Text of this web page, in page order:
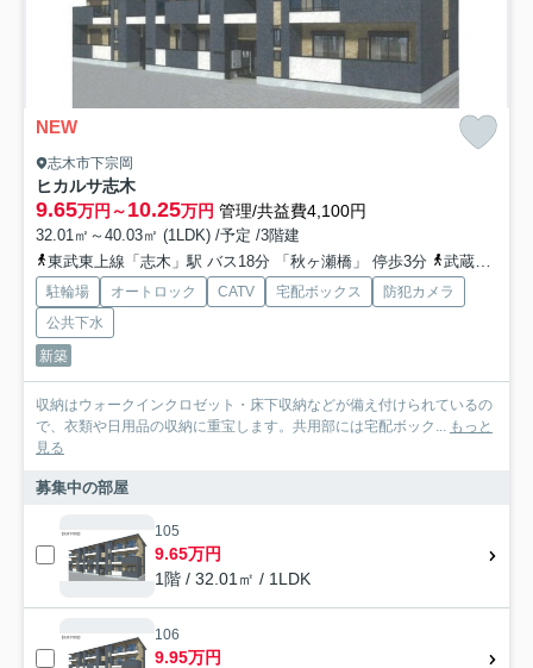
NEW
志木市下宗岡
ヒカルサ志木
9.65万円～10.25万円 管理/共益費4,100円
32.01㎡～40.03㎡ (1LDK) /予定 /3階建
東武東上線「志木」駅 バス18分 「秋ヶ瀬橋」 停歩3分
武蔵野線「北朝霞」駅 バス9分 「下宗岡３丁目」 停歩8分
駐輪場 オートロック CATV 宅配ボックス
防犯カメラ
公共下水
新築
収納はウォークインクロゼット・床下収納などが備え付けられているの
で、衣類や日用品の収納に重宝します。共用部には宅配ボック...
もっと
見る
募集中の部屋
105
9.65万円
1階 / 32.01㎡ / 1LDK
106
9.95万円